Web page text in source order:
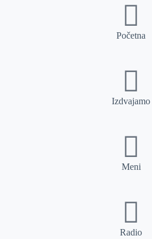
Početna
Izdvajamo
Meni
Radio